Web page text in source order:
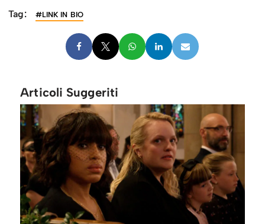
Tag: #LINK IN BIO
Articoli Suggeriti